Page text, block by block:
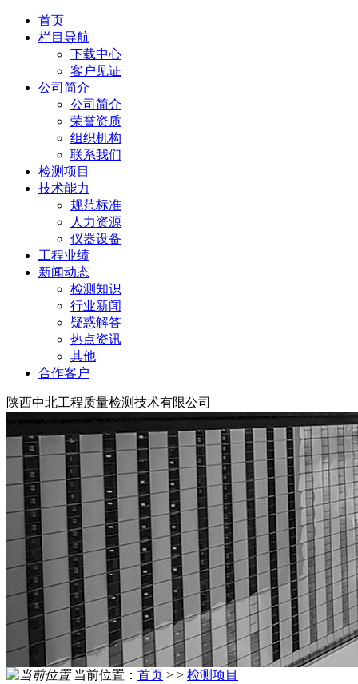
首页
栏目导航
下载中心
客户见证
公司简介
公司简介
荣誉资质
组织机构
联系我们
检测项目
技术能力
规范标准
人力资源
仪器设备
工程业绩
新闻动态
检测知识
行业新闻
疑惑解答
热点资讯
其他
合作客户
陕西中北工程质量检测技术有限公司
当前位置： 首页 > > 检测项目